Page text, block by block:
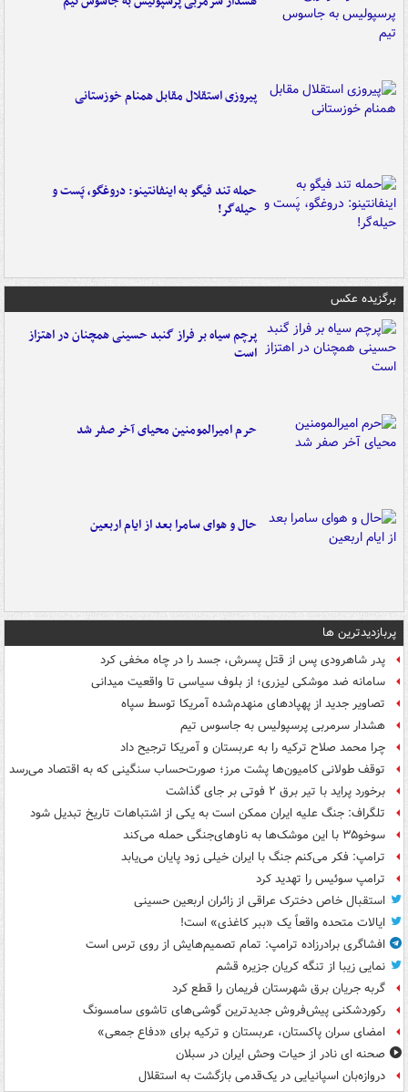
پیروزی استقلال مقابل همنام خوزستانی
حمله تند فیگو به اینفانتینو: دروغگو، پَست‌ و
حیله‌گر!
برگزیده عکس
پرچم سیاه بر فراز گنبد حسینی همچنان در اهتزاز
است
حرم امیرالمومنین محیای آخر صفر شد
حال و هوای سامرا بعد از ایام اربعین
پربازدیدترین ها
پدر شاهرودی پس از قتل پسرش، جسد را در چاه مخفی کرد
سامانه ضد موشکی لیزری؛ از بلوف سیاسی تا واقعیت میدانی
تصاویر جدید از پهپادهای منهدم‌شده آمریکا توسط سپاه
هشدار سرمربی پرسپولیس به جاسوس تیم
چرا محمد صلاح ترکیه را به عربستان و آمریکا ترجیح داد
توقف طولانی کامیون‌ها پشت مرز؛ صورت‌حساب سنگینی که به اقتصاد می‌رسد
برخورد پراید با تیر برق ۲ فوتی بر جای گذاشت
تلگراف: جنگ علیه ایران ممکن است به یکی از اشتباهات تاریخ تبدیل شود
سوخو۳۵ با این موشک‌ها به ناوهای‌جنگی حمله می‌کند
ترامپ: فکر می‌کنم جنگ با ایران خیلی زود پایان می‌یابد
ترامپ سوئیس را تهدید کرد
استقبال خاص دخترک عراقی از زائران اربعین حسینی
ایالات متحده واقعاً یک «ببر کاغذی» است!
افشاگری برادرزاده ترامپ: تمام تصمیم‌هایش از روی ترس است
نمایی زیبا از تنگه کریان جزیره قشم
گربه جریان برق شهرستان فریمان را قطع کرد
رکوردشکنی پیش‌فروش جدیدترین گوشی‌های تاشوی سامسونگ
امضای سران پاکستان، عربستان و ترکیه برای «دفاع جمعی»
صحنه ای نادر از حیات وحش ایران در سبلان
دروازه‌بان اسپانیایی در یک‌قدمی بازگشت به استقلال